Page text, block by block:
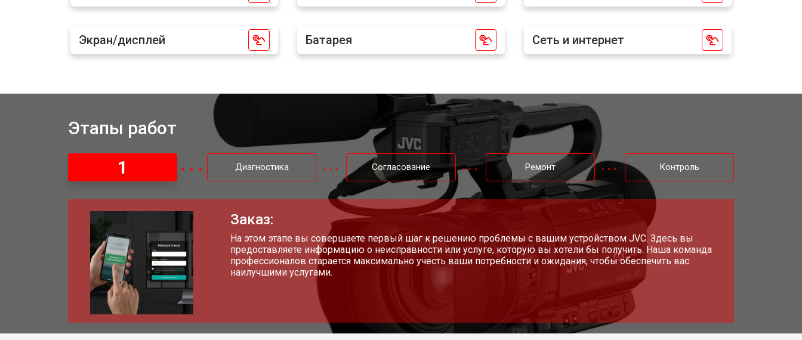
Экран/дисплей Батарея Сеть и интернет
Этапы работ
1
Диагностика Согласование Ремонт Контроль
Заказ:
На этом этапе вы совершаете первый шаг к решению проблемы с вашим устройством JVC. Здесь вы
предоставляете информацию о неисправности или услуге, которую вы хотели бы получить. Наша команда
профессионалов старается максимально учесть ваши потребности и ожидания, чтобы обеспечить вас
наилучшими услугами.